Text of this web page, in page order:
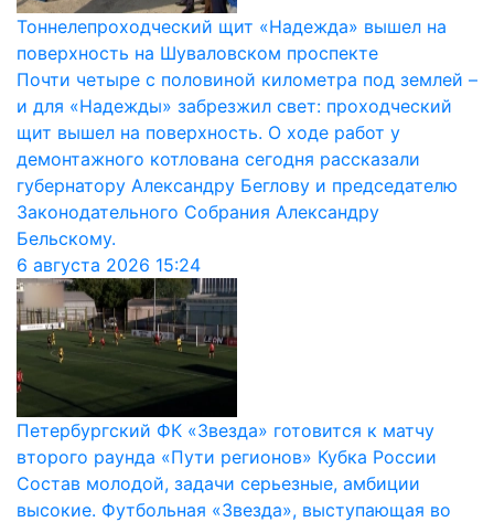
Тоннелепроходческий щит «Надежда» вышел на
поверхность на Шуваловском проспекте
Почти четыре с половиной километра под землей –
и для «Надежды» забрезжил свет: проходческий
щит вышел на поверхность. О ходе работ у
демонтажного котлована сегодня рассказали
губернатору Александру Беглову и председателю
Законодательного Собрания Александру
Бельскому.
6 августа 2026 15:24
Петербургский ФК «Звезда» готовится к матчу
второго раунда «Пути регионов» Кубка России
Состав молодой, задачи серьезные, амбиции
высокие. Футбольная «Звезда», выступающая во